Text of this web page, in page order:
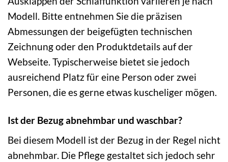
Modell. Bitte entnehmen Sie die präzisen
Abmessungen der beigefügten technischen
Zeichnung oder den Produktdetails auf der
Webseite. Typischerweise bietet sie jedoch
ausreichend Platz für eine Person oder zwei
Personen, die es gerne etwas kuscheliger mögen.
Ist der Bezug abnehmbar und waschbar?
Bei diesem Modell ist der Bezug in der Regel nicht
abnehmbar. Die Pflege gestaltet sich jedoch sehr